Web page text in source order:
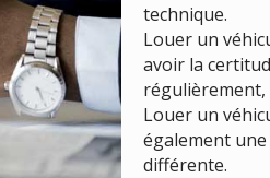
technique.
Louer un
avoir la
régulièrement,
Louer un
également
différente.